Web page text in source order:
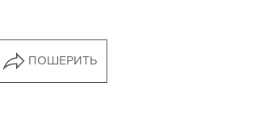
ПОШЕРИТЬ